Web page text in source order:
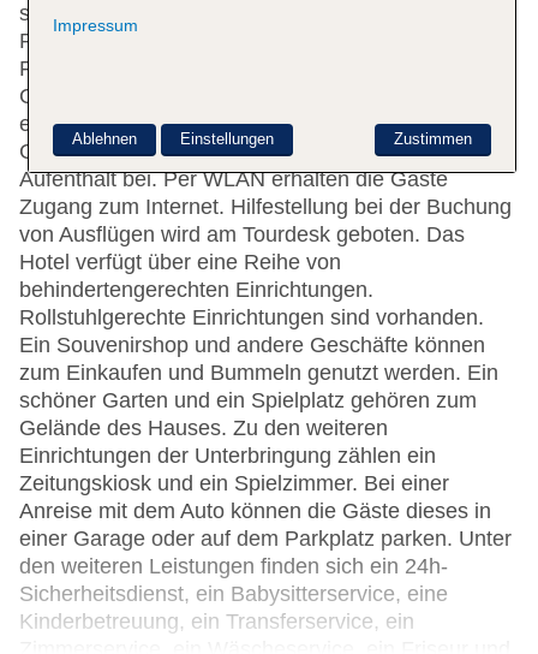
sind über 3 Aufzüge erreichbar. Das freundliche
Personal an der Rezeption ist gerne bei allen
Fragen behilflich. Serviceleistungen wie eine
Garderobe, eine Gepäckaufbewahrung, ein Safe,
eine Wechselstube, ein Geldautomat und ein
Getränkeautomat tragen zu einem komfortablen
Aufenthalt bei. Per WLAN erhalten die Gäste
Zugang zum Internet. Hilfestellung bei der Buchung
von Ausflügen wird am Tourdesk geboten. Das
Hotel verfügt über eine Reihe von
behindertengerechten Einrichtungen.
Rollstuhlgerechte Einrichtungen sind vorhanden.
Ein Souvenirshop und andere Geschäfte können
zum Einkaufen und Bummeln genutzt werden. Ein
schöner Garten und ein Spielplatz gehören zum
Gelände des Hauses. Zu den weiteren
Einrichtungen der Unterbringung zählen ein
Zeitungskiosk und ein Spielzimmer. Bei einer
Anreise mit dem Auto können die Gäste dieses in
einer Garage oder auf dem Parkplatz parken. Unter
den weiteren Leistungen finden sich ein 24h-
Sicherheitsdienst, ein Babysitterservice, eine
Kinderbetreuung, ein Transferservice, ein
Impressum
Zustimmen
Ablehnen Einstellungen